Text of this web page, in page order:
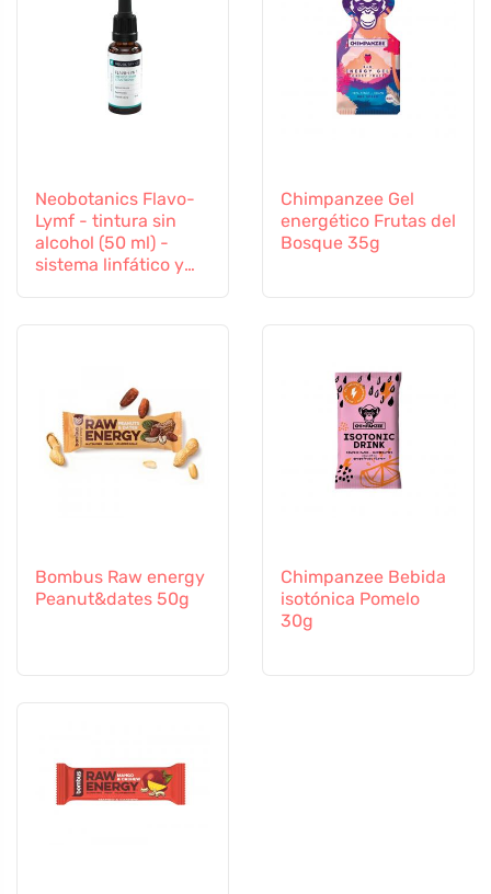
Neobotanics Flavo-
Lymf - tintura sin
alcohol (50 ml) -
sistema linfático y
Chimpanzee Gel
energético Frutas del
Bosque 35g
Bombus Raw energy
Peanut&dates 50g
Chimpanzee Bebida
isotónica Pomelo
30g